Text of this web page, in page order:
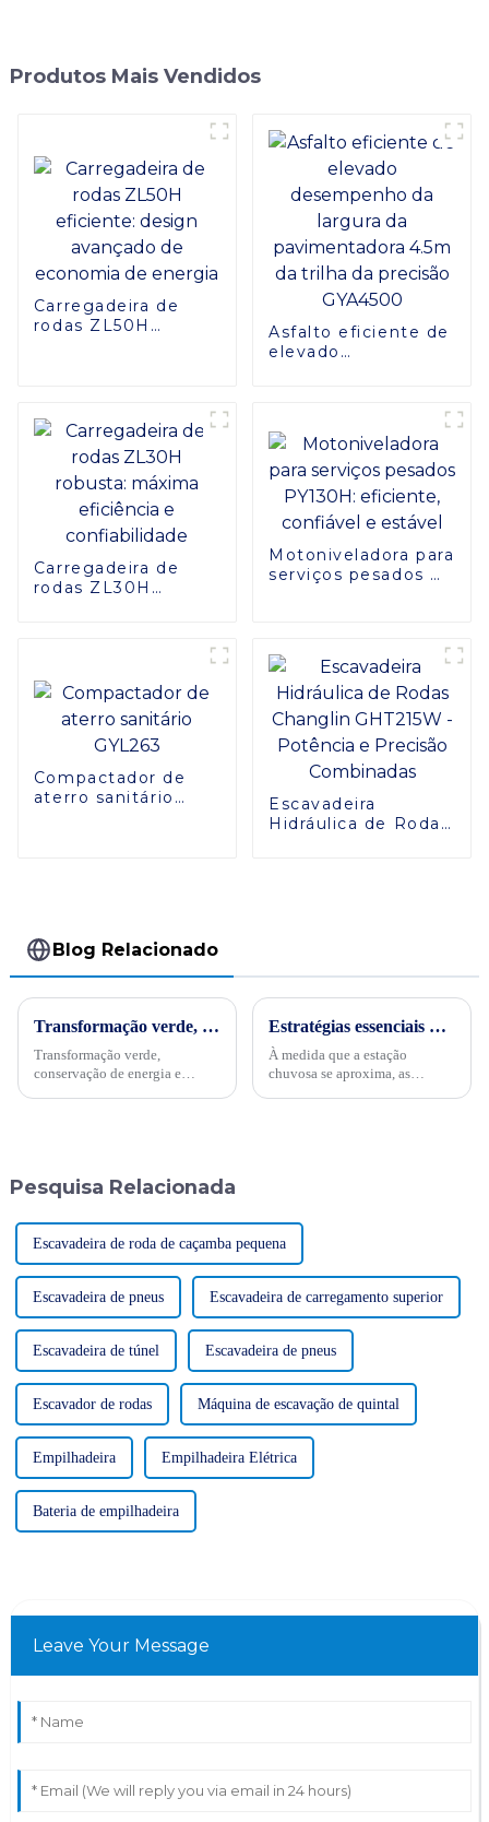
Produtos Mais Vendidos
Carregadeira de
rodas ZL50H
Asfalto eficiente de
elevado
pavimentadora 4.5m
da trilha da precisão
GYA4500
Carregadeira de
rodas ZL30H
Motoniveladora para
serviços pesados ​​
Compactador de
aterro sanitário
Escavadeira
Hidráulica de Rodas
Blog Relacionado
Transformação verde, conservação de energia e trabalho árduoPor ocasião da “34ª Semana Publicitária de Conservação de Energia” nacional de 2024, no dia 15 de maio, empresas internacionais realizaram projetos de energia
Transformação verde,
conservação de energia e
Estratégias essenciais para operação de escavadeiras em épocas chuvosas
À medida que a estação
chuvosa se aproxima, as
Pesquisa Relacionada
Escavadeira de roda de caçamba pequena
Escavadeira de pneus Escavadeira de carregamento superior
Escavadeira de túnel Escavadeira de pneus
Escavador de rodas Máquina de escavação de quintal
Empilhadeira Empilhadeira Elétrica
Bateria de empilhadeira
Leave Your Message